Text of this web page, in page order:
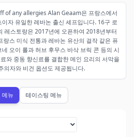
any allergies Alan Geaam은 프랑스에서
자 유일한 레바논 출신 셰프입니다. 16구 로
레스토랑은 2017년에 오픈하여 2018년부터
랑스 미식 전통과 레바논 유산의 걸작 같은 퓨
오이 롤과 허브 후무스 바삭 브릭 콘 등의 시
와 중동 향신료를 결합한 메인 요리의 서막을
의자와 비건 옵션도 제공됩니다.
메뉴 테이스팅 메뉴